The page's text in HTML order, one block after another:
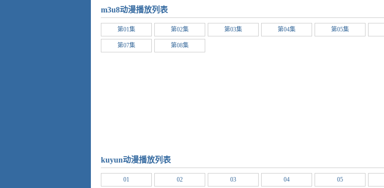
m3u8动漫播放列表
第01集 第02集 第03集 第04集 第05集
第07集 第08集
kuyun动漫播放列表
01 02 03 04 05